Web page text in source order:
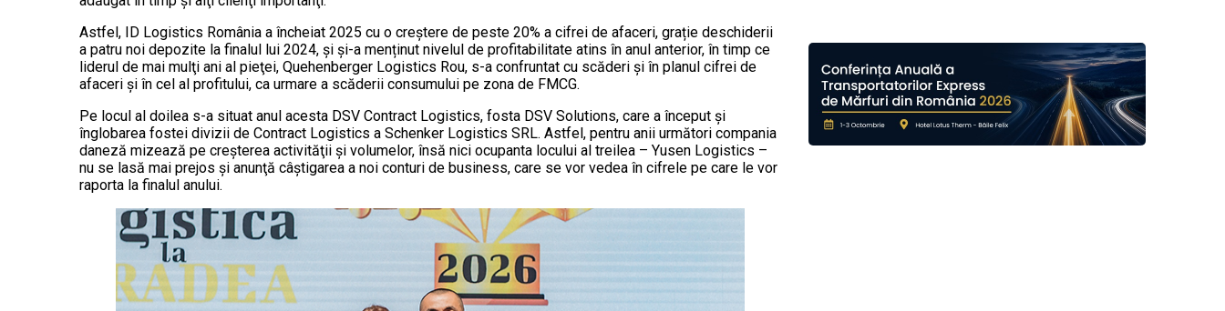
Astfel, ID Logistics România a încheiat 2025 cu o creștere de peste 20% a cifrei de afaceri, grație deschiderii
a patru noi depozite la finalul lui 2024, și și-a menținut nivelul de profitabilitate atins în anul anterior, în timp ce
liderul de mai mulţi ani al pieţei, Quehenberger Logistics Rou, s-a confruntat cu scăderi şi în planul cifrei de
afaceri şi în cel al profitului, ca urmare a scăderii consumului pe zona de FMCG.
Pe locul al doilea s-a situat anul acesta DSV Contract Logistics, fosta DSV Solutions, care a început şi
înglobarea fostei divizii de Contract Logistics a Schenker Logistics SRL. Astfel, pentru anii următori compania
daneză mizează pe creşterea activităţii şi volumelor, însă nici ocupanta locului al treilea – Yusen Logistics –
nu se lasă mai prejos şi anunţă câştigarea a noi conturi de business, care se vor vedea în cifrele pe care le vor
raporta la finalul anului.